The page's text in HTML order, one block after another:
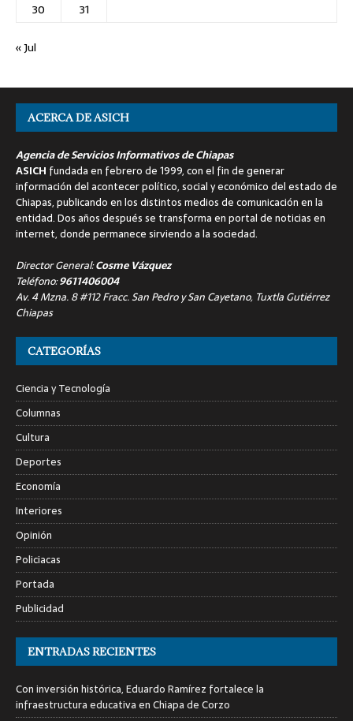
30
31
« Jul
ACERCA DE ASICH
Agencia de Servicios Informativos de Chiapas
ASICH fundada en febrero de 1999, con el fin de generar
información del acontecer político, social y económico del estado de
Chiapas, publicando en los distintos medios de comunicación en la
entidad. Dos años después se transforma en portal de noticias en
internet, donde permanece sirviendo a la sociedad.
Director General:Cosme Vázquez
Teléfono:9611406004
Av. 4 Mzna. 8 #112 Fracc. San Pedro y San Cayetano, Tuxtla Gutiérrez
Chiapas
CATEGORÍAS
Ciencia y Tecnología
Columnas
Cultura
Deportes
Economía
Interiores
Opinión
Policiacas
Portada
Publicidad
ENTRADAS RECIENTES
Con inversión histórica, Eduardo Ramírez fortalece la
infraestructura educativa en Chiapa de Corzo